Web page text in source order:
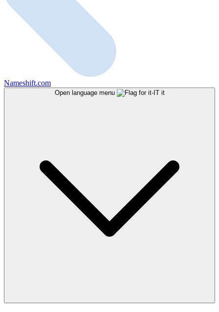
Nameshift.com
Open language menu it